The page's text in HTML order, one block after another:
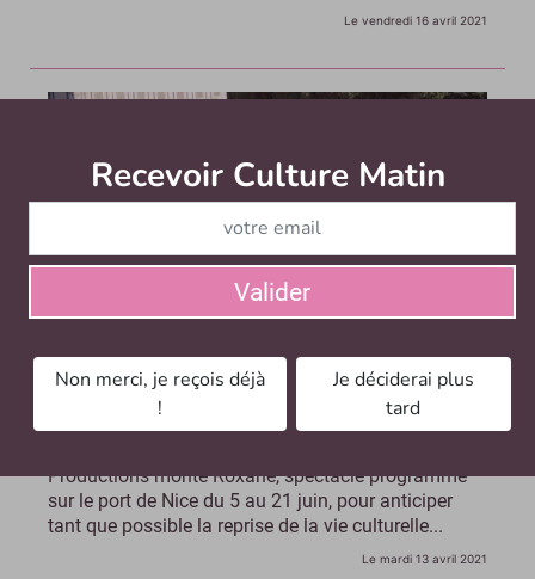
Le vendredi 16 avril 2021
Spectacle de plein air : dans les Alpes-Maritimes,
Directo Productions s’active pour la reprise
Productions monte Roxane, spectacle programmé
sur le port de Nice du 5 au 21 juin, pour anticiper
tant que possible la reprise de la vie culturelle...
Le mardi 13 avril 2021
Recevoir Culture Matin
Valider
Non merci, je reçois déjà
!
Je déciderai plus
tard